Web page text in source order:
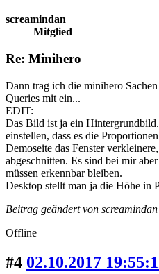
screamindan
Mitglied
Re: Minihero
Dann trag ich die minihero
Queries mit ein...
EDIT:
Das Bild ist ja ein
einstellen, dass es die
Demoseite das Fenster
abgeschnitten. Es sind bei mir
müssen erkennbar bleiben.
Desktop stellt man ja die Höhe in
Beitrag geändert von
Offline
#4 02.10.2017